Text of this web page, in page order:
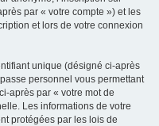
par « votre compte ») et les
et lors de votre connexion
unique (désigné ci-après
personnel vous permettant
après par « votre mot de
Les informations de votre
protégées par les lois de